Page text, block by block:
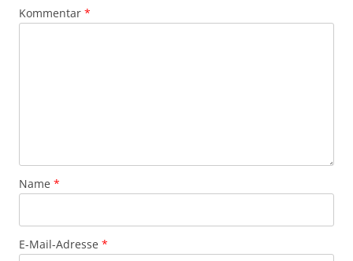
Kommentar *
Name *
E-Mail-Adresse *